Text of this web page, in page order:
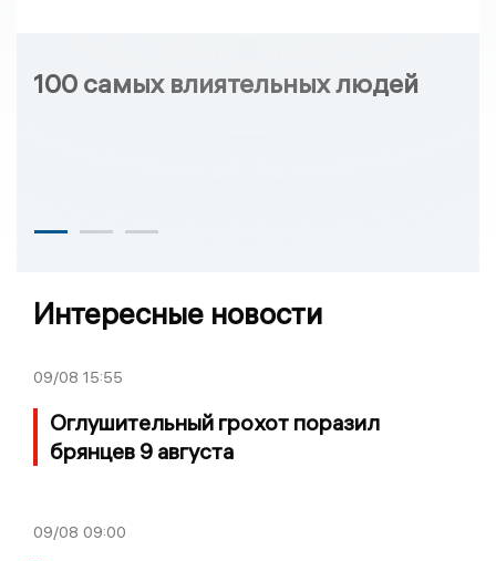
100 самых влиятельных людей
Интересные новости
09/08 15:55
Оглушительный грохот поразил
брянцев 9 августа
09/08 09:00